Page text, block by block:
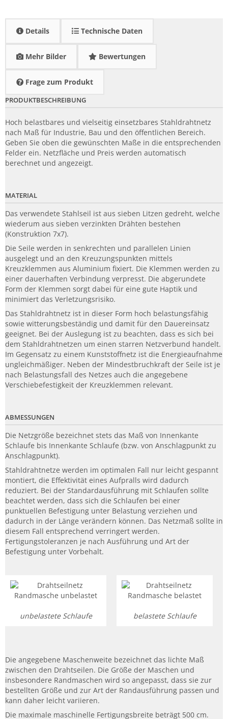
Details Technische Daten
Mehr Bilder Bewertungen
Frage zum Produkt
PRODUKTBESCHREIBUNG
Hoch belastbares und vielseitig einsetzbares Stahldrahtnetz
nach Maß für Industrie, Bau und den öffentlichen Bereich.
Geben Sie oben die gewünschten Maße in die entsprechenden
Felder ein. Netzfläche und Preis werden automatisch
berechnet und angezeigt.
MATERIAL
Das verwendete Stahlseil ist aus sieben Litzen gedreht, welche
wiederum aus sieben verzinkten Drähten bestehen
(Konstruktion 7x7).
Die Seile werden in senkrechten und parallelen Linien
ausgelegt und an den Kreuzungspunkten mittels
Kreuzklemmen aus Aluminium fixiert. Die Klemmen werden zu
einer dauerhaften Verbindung verpresst. Die abgerundete
Form der Klemmen sorgt dabei für eine gute Haptik und
minimiert das Verletzungsrisiko.
Das Stahldrahtnetz ist in dieser Form hoch belastungsfähig
sowie witterungsbeständig und damit für den Dauereinsatz
geeignet. Bei der Auslegung ist zu beachten, dass es sich bei
dem Stahldrahtnetzen um einen starren Netzverbund handelt.
Im Gegensatz zu einem Kunststoffnetz ist die Energieaufnahme
ungleichmäßiger. Neben der Mindestbruchkraft der Seile ist je
nach Belastungsfall des Netzes auch die angegebene
Verschiebefestigkeit der Kreuzklemmen relevant.
ABMESSUNGEN
Die Netzgröße bezeichnet stets das Maß von Innenkante
Schlaufe bis Innenkante Schlaufe (bzw. von Anschlagpunkt zu
Anschlagpunkt).
Stahldrahtnetze werden im optimalen Fall nur leicht gespannt
montiert, die Effektivität eines Aufpralls wird dadurch
reduziert. Bei der Standardausführung mit Schlaufen sollte
beachtet werden, dass sich die Schlaufen bei einer
punktuellen Befestigung unter Belastung verziehen und
dadurch in der Länge verändern können. Das Netzmaß sollte in
diesem Fall entsprechend verringert werden.
Fertigungstoleranzen je nach Ausführung und Art der
Befestigung unter Vorbehalt.
unbelastete Schlaufe belastete Schlaufe
Die angegebene Maschenweite bezeichnet das lichte Maß
zwischen den Drahtseilen. Die Größe der Maschen und
insbesondere Randmaschen wird so angepasst, dass sie zur
bestellten Größe und zur Art der Randausführung passen und
kann daher leicht variieren.
Die maximale maschinelle Fertigungsbreite beträgt 500 cm.